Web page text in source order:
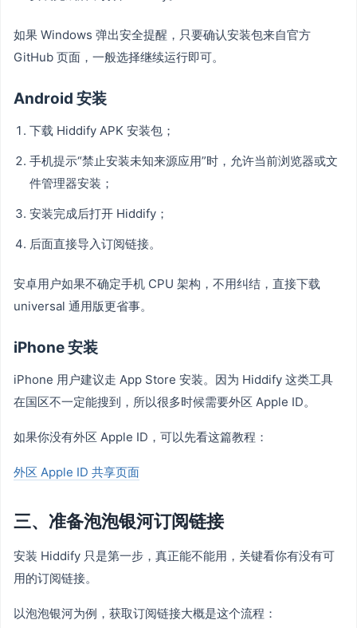
如果 Windows 弹出安全提醒，只要确认安装包来自官方
GitHub 页面，一般选择继续运行即可。
Android 安装
下载 Hiddify APK 安装包；
手机提示“禁止安装未知来源应用”时，允许当前浏览器或文
件管理器安装；
安装完成后打开 Hiddify；
后面直接导入订阅链接。
安卓用户如果不确定手机 CPU 架构，不用纠结，直接下载
universal 通用版更省事。
iPhone 安装
iPhone 用户建议走 App Store 安装。因为 Hiddify 这类工具
在国区不一定能搜到，所以很多时候需要外区 Apple ID。
如果你没有外区 Apple ID，可以先看这篇教程：
外区 Apple ID 共享页面
三、准备泡泡银河订阅链接
安装 Hiddify 只是第一步，真正能不能用，关键看你有没有可
用的订阅链接。
以泡泡银河为例，获取订阅链接大概是这个流程：